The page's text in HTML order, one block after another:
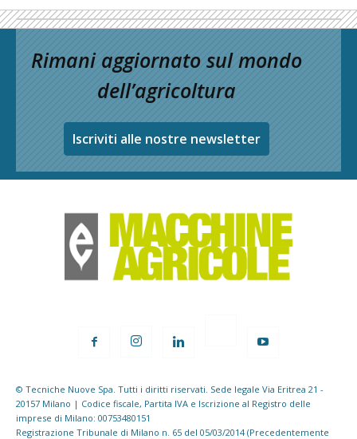
Rimani aggiornato sul mondo
dell’agricoltura
Iscriviti alle nostre newsletter
© Tecniche Nuove Spa. Tutti i diritti riservati. Sede legale Via Eritrea 21 -
20157 Milano | Codice fiscale, Partita IVA e Iscrizione al Registro delle
imprese di Milano: 00753480151
Registrazione Tribunale di Milano n. 65 del 05/03/2014 (Precedentemente